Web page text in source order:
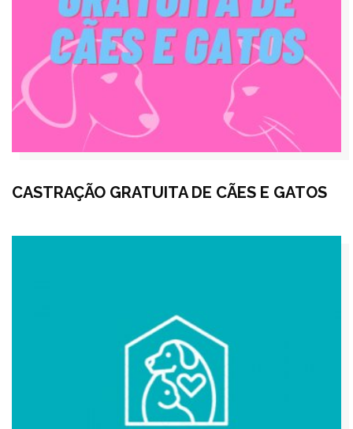
CASTRAÇÃO GRATUITA DE CÃES E GATOS